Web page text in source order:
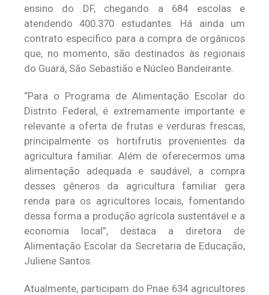
ensino do DF, chegando a 684 escolas e
atendendo 400.370 estudantes. Há ainda um
contrato específico para a compra de orgânicos
que, no momento, são destinados às regionais
do Guará, São Sebastião e Núcleo Bandeirante.
“Para o Programa de Alimentação Escolar do
Distrito Federal, é extremamente importante e
relevante a oferta de frutas e verduras frescas,
principalmente os hortifrutis provenientes da
agricultura familiar. Além de oferecermos uma
alimentação adequada e saudável, a compra
desses gêneros da agricultura familiar gera
renda para os agricultores locais, fomentando
dessa forma a produção agrícola sustentável e a
economia local”, destaca a diretora de
Alimentação Escolar da Secretaria de Educação,
Juliene Santos.
Atualmente, participam do Pnae 634 agricultores